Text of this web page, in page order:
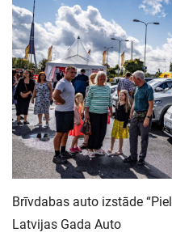
Brīvdabas auto izstāde
Latvijas Gada Auto